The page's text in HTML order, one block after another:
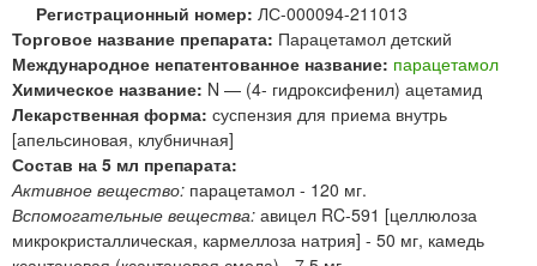
Регистрационный номер: ЛС-000094-211013
Торговое название препарата: Парацетамол детский
Международное непатентованное название: парацетамол
Химическое название: N — (4- гидроксифенил) ацетамид
Лекарственная форма: суспензия для приема внутрь
[апельсиновая, клубничная]
Состав на 5 мл препарата:
Активное вещество: парацетамол - 120 мг.
Вспомогательные вещества: авицел RC-591 [целлюлоза
микрокристаллическая, кармеллоза натрия] - 50 мг, камедь